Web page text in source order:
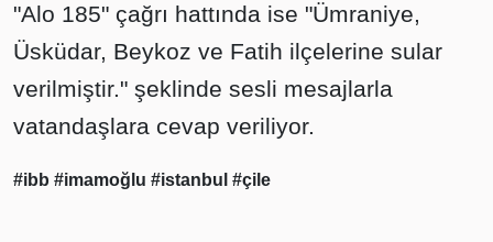
"Alo 185" çağrı hattında ise "Ümraniye,
Üsküdar, Beykoz ve Fatih ilçelerine sular
verilmiştir." şeklinde sesli mesajlarla
vatandaşlara cevap veriliyor.
#ibb #imamoğlu #istanbul #çile